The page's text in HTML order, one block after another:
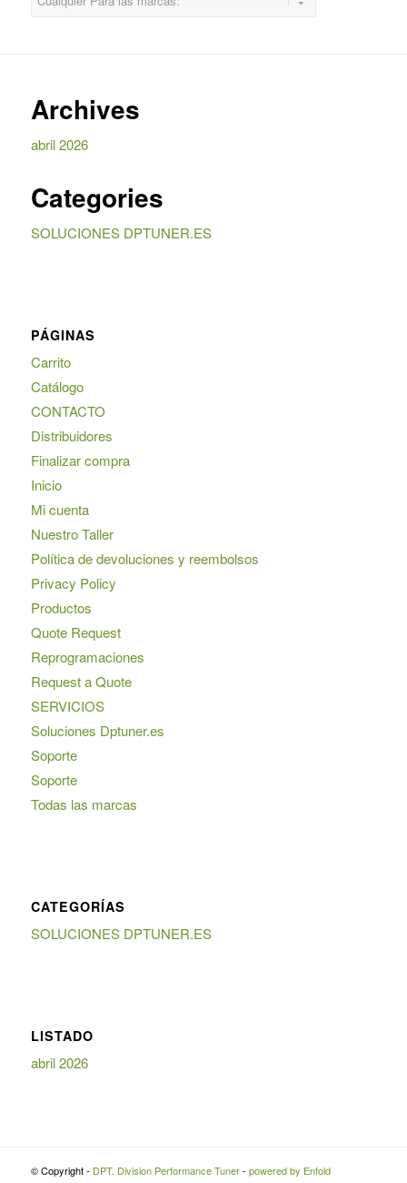
Archives
abril 2026
Categories
SOLUCIONES DPTUNER.ES
PÁGINAS
Carrito
Catálogo
CONTACTO
Distribuidores
Finalizar compra
Inicio
Mi cuenta
Nuestro Taller
Política de devoluciones y reembolsos
Privacy Policy
Productos
Quote Request
Reprogramaciones
Request a Quote
SERVICIOS
Soluciones Dptuner.es
Soporte
Soporte
Todas las marcas
CATEGORÍAS
SOLUCIONES DPTUNER.ES
LISTADO
abril 2026
© Copyright - DPT. Division Performance Tuner- powered by Enfold